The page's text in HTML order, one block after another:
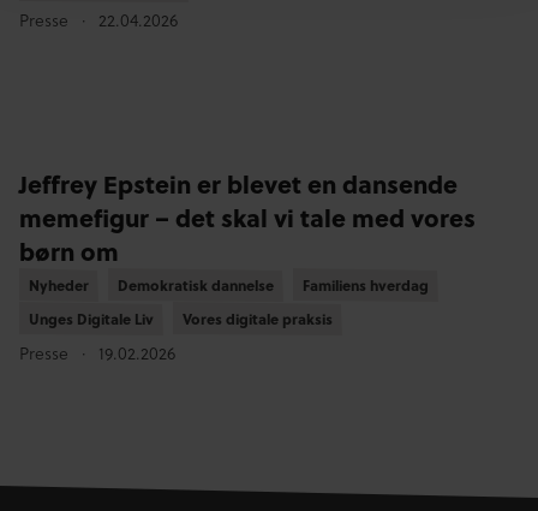
Presse 22.04.2026
Jeffrey Epstein er blevet en dansende
memefigur – det skal vi tale med vores
børn om
Nyheder
Nyheder Demokratisk dannelse
Demokratisk dannelse Familiens hverdag
Familiens hverdag
Unges Digitale Liv
Unges Digitale Liv Vores digitale praksis
Vores digitale praksis
Presse 19.02.2026